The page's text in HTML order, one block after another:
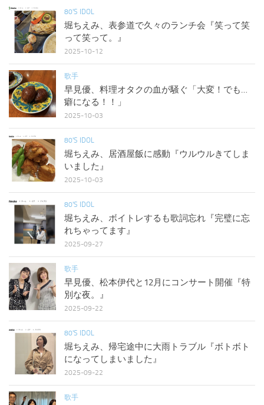
80'S IDOL
堀ちえみ、表参道で久々のランチ会『笑って笑
って笑って。』
2025-10-12
歌手
早見優、料理オタクの血が騒ぐ「大変！でも…
癖になる！！」
2025-10-03
80'S IDOL
堀ちえみ、居酒屋飯に感動『ウルウルきてしま
いました』
2025-10-03
80'S IDOL
堀ちえみ、ボイトレするも歌詞忘れ『完璧に忘
れちゃってます』
2025-09-27
歌手
早見優、松本伊代と12月にコンサート開催『特
別な夜。』
2025-09-22
80'S IDOL
堀ちえみ、帰宅途中に大雨トラブル『ボトボト
になってしまいました』
2025-09-22
歌手